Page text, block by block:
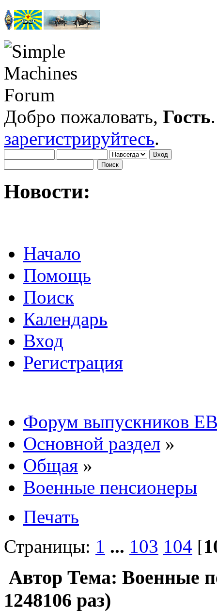
Добро пожаловать, Гость
зарегистрируйтесь.
Новости:
Начало
Помощь
Поиск
Календарь
Вход
Регистрация
Форум выпускников
Основной раздел »
Общая »
Военные пенсионеры
Печать
Страницы: 1 ... 103 104 [
Автор Тема: Военные
1248106 раз)